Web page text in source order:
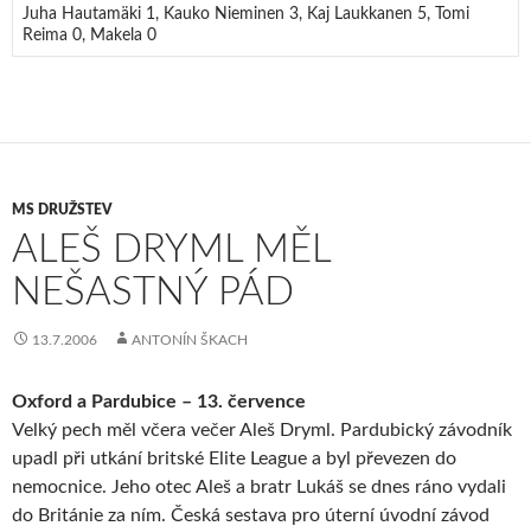
Juha Hautamäki 1, Kauko Nieminen 3, Kaj Laukkanen 5, Tomi
Reima 0, Makela 0
MS DRUŽSTEV
ALEŠ DRYML MĚL
NEŠASTNÝ PÁD
13.7.2006 ANTONÍN ŠKACH
Oxford a Pardubice – 13. července
Velký pech měl včera večer Aleš Dryml. Pardubický závodník
upadl při utkání britské Elite League a byl převezen do
nemocnice. Jeho otec Aleš a bratr Lukáš se dnes ráno vydali
do Británie za ním. Česká sestava pro úterní úvodní závod